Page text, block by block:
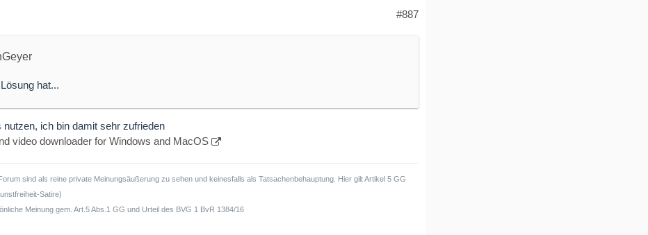
#887
hat...
ich bin damit sehr zufrieden
video downloader for Windows and MacOS
sind als reine private Meinungsäußerung zu sehen und keinesfalls als Tatsachenbehauptung. Hier gilt Artikel 5 GG
Satire)
Meinung gem. Art.5 Abs.1 GG und Urteil des BVG 1 BvR 1384/16